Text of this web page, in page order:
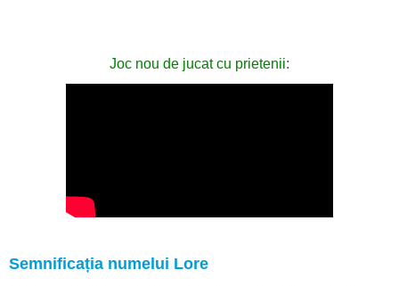
Joc nou de jucat cu prietenii:
Semnificația numelui Lore